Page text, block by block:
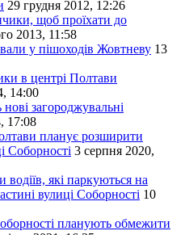
29 грудня 2012, 12:26
щоб проїхати до
2013, 11:58
у пішоходів Жовтневу 13
в центрі Полтави
14:00
загороджувальні
17:08
планує розширити
Соборності 3 серпня 2020,
які паркуються на
вулиці Соборності 10
планують обмежити